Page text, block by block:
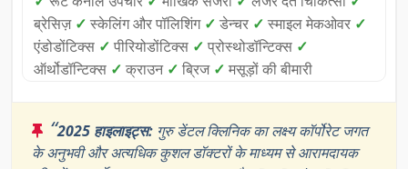
ब्रेसिज़ ✓ स्केलिंग और पॉलिशिंग ✓ डेन्चर ✓ स्माइल मेकओवर ✓
एंडोडोंटिक्स ✓ पीरियोडोंटिक्स ✓ प्रोस्थोडॉन्टिक्स ✓
ऑर्थोडॉन्टिक्स ✓ क्राउन ✓ ब्रिज ✓ मसूड़ों की बीमारी
“2025 हाइलाइट्स: गुरु डेंटल क्लिनिक का लक्ष्य कॉर्पोरेट जगत
के अनुभवी और अत्यधिक कुशल डॉक्टरों के माध्यम से आरामदायक